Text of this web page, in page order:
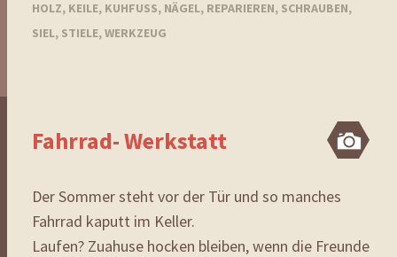
HOLZ, KEILE, KUHFUSS , NÄGEL, REPARIEREN, SCHRAUBEN,
SIEL, STIELE,WERKZEUG
Fahrrad- Werkstatt
Der Sommer steht vor der Tür und so manches
Fahrrad kaputt im Keller.
Laufen? Zuahuse hocken bleiben, wenn die Freunde